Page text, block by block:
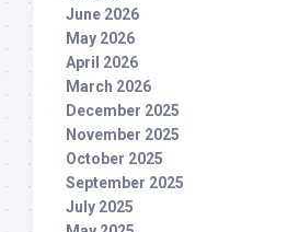
June 2026
May 2026
April 2026
March 2026
December 2025
November 2025
October 2025
September 2025
July 2025